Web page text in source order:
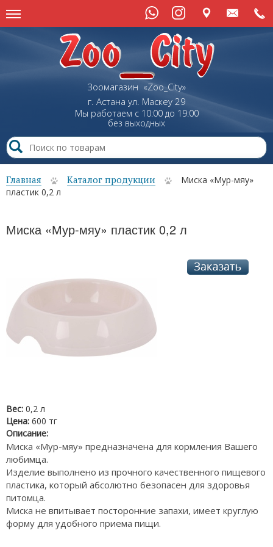
Зоомагазин «Zoo_City»
г. Астана ул. Маскеу29
Мы работаем с 10:00 до 19:00
без выходных
Главная Каталог продукции
Миска «Мур-мяу»
пластик 0,2 л
Миска «Мур-мяу» пластик 0,2 л
Вес: 0,2 л
Цена: 600 тг
Описание:
Миска «Мур-мяу» предназначена для кормления Вашего
любимца.
Изделие выполнено из прочного качественного пищевого
пластика, который абсолютно безопасен для здоровья
питомца.
Миска не впитывает посторонние запахи, имеет круглую
форму для удобного приема пищи.